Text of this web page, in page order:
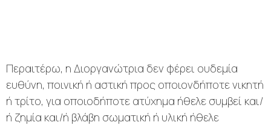
Περαιτέρω, η Διοργανώτρια δεν φέρει ουδεμία
ευθύνη, ποινική ή αστική προς οποιονδήποτε νικητή
ή τρίτο, για οποιοδήποτε ατύχημα ήθελε συμβεί και/
ή ζημία και/ή βλάβη σωματική ή υλική ήθελε